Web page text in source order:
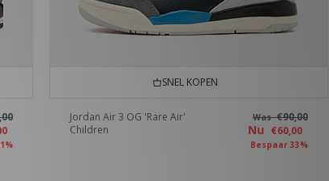
SNEL KOPEN
Jordan Air 3 OG 'Rare Air'
Children
Was€90,00
Nu €60,00
Bespaar 33%